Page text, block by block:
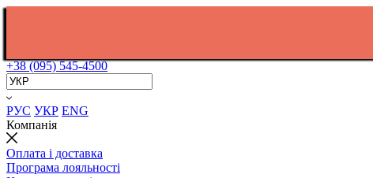
+38 (095) 545-4500
РУС УКР ENG
Компанія
Оплата і доставка
Програма лояльності